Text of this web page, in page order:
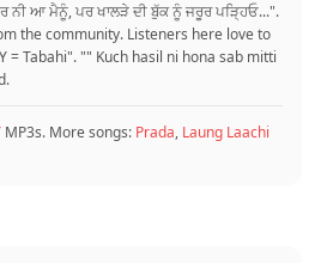
ਨੀ ਆ ਮੈਨੂੰ, ਪਰ ਖਾਲੜੇ ਦੀ ਬੁੱਕ ਨੂੰ ਜਰੂਰ ਪੜ੍ਹਿਓ...".
the community. Listeners here love to
= Tabahi". "" Kuch hasil ni hona sab mitti
MP3s. More songs: Prada, Laung Laachi